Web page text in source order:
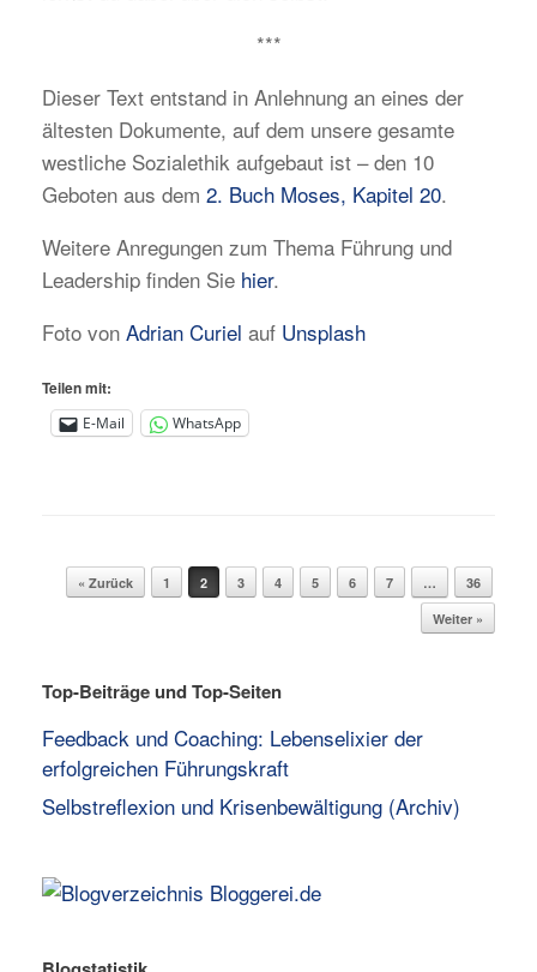
***
Dieser Text entstand in Anlehnung an eines der
ältesten Dokumente, auf dem unsere gesamte
westliche Sozialethik aufgebaut ist – den 10
Geboten aus dem 2. Buch Moses, Kapitel 20.
Weitere Anregungen zum Thema Führung und
Leadership finden Sie hier.
Foto von Adrian Curiel auf Unsplash
Teilen mit:
E-Mail WhatsApp
Beitragsnavigation
« Zurück 1 2 3 4 5 6 7 …
36
Weiter »
Top-Beiträge und Top-Seiten
Feedback und Coaching: Lebenselixier der
erfolgreichen Führungskraft
Selbstreflexion und Krisenbewältigung (Archiv)